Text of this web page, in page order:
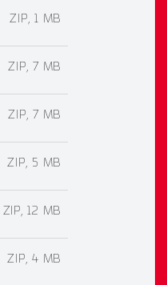
ZIP, 1 MB
ZIP, 7 MB
ZIP, 7 MB
ZIP, 5 MB
ZIP, 12 MB
ZIP, 4 MB